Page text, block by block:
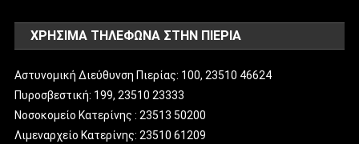
ΧΡΗΣΙΜΑ ΤΗΛΕΦΩΝΑ ΣΤΗΝ ΠΙΕΡΙΑ
Αστυνομική Διεύθυνση Πιερίας: 100, 23510 46624
Πυροσβεστική: 199, 23510 23333
Νοσοκομείο Κατερίνης : 23513 50200
Λιμεναρχείο Κατερίνης: 23510 61209